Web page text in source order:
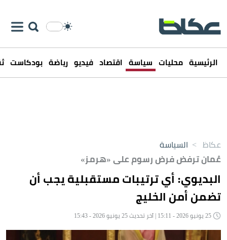
الرئيسية محليات سياسة اقتصاد فيديو رياضة بودكاست
عكاظ > السياسة
عُمان ترفض فرض رسوم على «هرمز»
البديوي: أي ترتيبات مستقبلية يجب أن
تضمن أمن الخليج